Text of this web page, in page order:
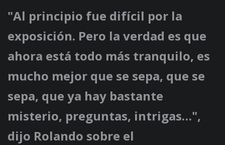
"Al principio fue difícil por la
exposición. Pero la verdad es que
ahora está todo más tranquilo, es
mucho mejor que se sepa, que se
sepa, que ya hay bastante
misterio, preguntas, intrigas…",
dijo Rolando sobre el